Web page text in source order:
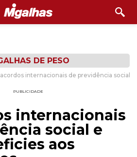
DE PESO
internacionais de previdência social
PUBLICIDADE
internacionais
social e
aos